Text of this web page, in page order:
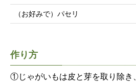
（お好みで）パセリ
作り方
①じゃがいもは皮と芽を取り除き